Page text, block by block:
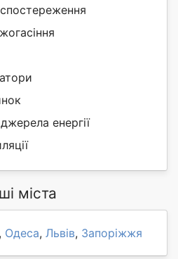
енергії
міста
, Одеса, Львів, Запоріжжя